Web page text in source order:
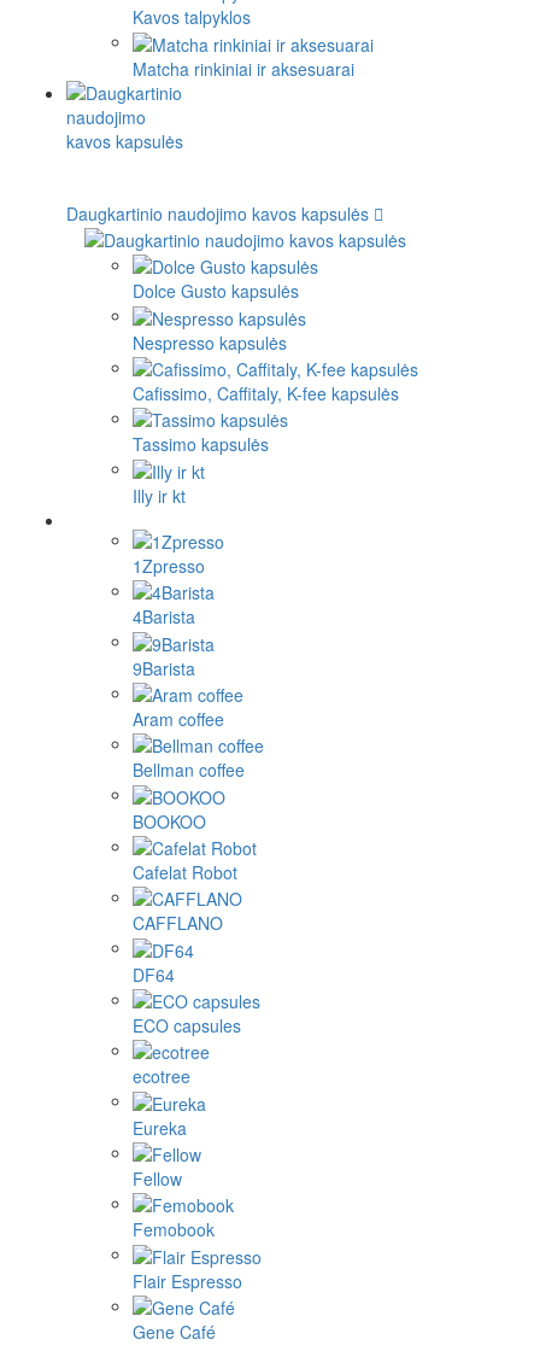
Kavos talpyklos
Matcha rinkiniai ir aksesuarai
Daugkartinio naudojimo kavos kapsulės
Dolce Gusto kapsulės
Nespresso kapsulės
Cafissimo, Caffitaly, K-fee kapsulės
Tassimo kapsulės
Illy ir kt
1Zpresso
4Barista
9Barista
Aram coffee
Bellman coffee
BOOKOO
Cafelat Robot
CAFFLANO
DF64
ECO capsules
ecotree
Eureka
Fellow
Femobook
Flair Espresso
Gene Café